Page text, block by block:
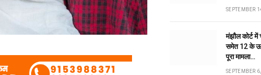
SEPTEMBER
मंझौल कोर्ट में
समेत 12 के
पूरा मामला…
SEPTEMBER